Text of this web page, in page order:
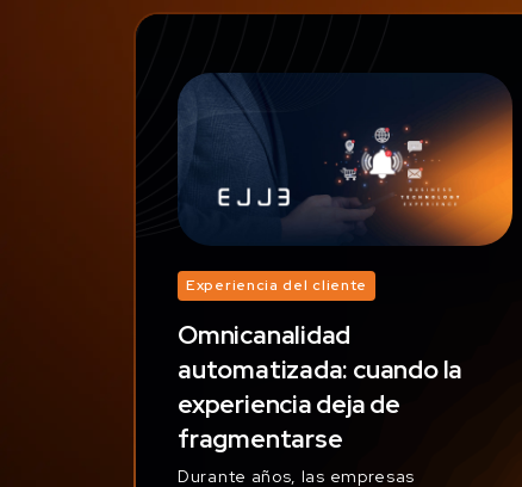
Experiencia del cliente
Omnicanalidad
automatizada: cuando la
experiencia deja de
fragmentarse
Durante años, las empresas